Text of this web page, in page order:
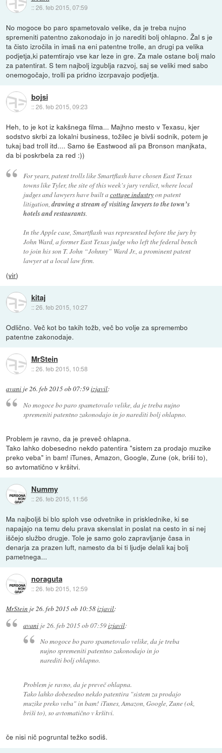
::26. feb 2015, 07:59
No mogoce bo paro spametovalo velike, da je treba nujno
spremeniti patentno zakonodajo in jo narediti bolj ohlapno. Žal s je
ta čisto izročila in imaš na eni patentne trolle, an drugi pa velika
podjetja,ki patemtirajo vse kar leze in gre. Za male ostane bolj malo
za patentirat. S tem najbolj izgublja razvoj, saj se veliki med sabo
onemogočajo, trolli pa pridno izcrpavajo podjetja.
bojsi
::26. feb 2015, 09:23
Heh, to je kot iz kakšnega filma... Majhno mesto v Texasu, kjer
sodstvo skrbi za lokalni business, tožilec je bivši sodnik, potem je
tukaj bad troll itd.... Samo še Eastwood ali pa Bronson manjkata,
da bi poskrbela za red :))
For years, patent trolls like Smartflash have chosen East Texas
towns like Tyler, the site of this week’s jury verdict, where local
judges and lawyers have built acottage industryon patent
litigation,drawing a stream of visiting lawyers to the town’s
hotels and restaurants.
In the Apple case, Smartflash was represented before the jury by
John Ward, a former East Texas judge who left the federal bench
to join his son T. John “Johnny” Ward Jr., a prominent patent
lawyer at a local law firm.
(vir)
kitaj
::26. feb 2015, 10:27
Odlično. Več kot bo takih tožb, več bo volje za spremembo
patentne zakonodaje.
MrStein
::26. feb 2015, 10:58
avani je 26. feb 2015 ob 07:59izjavil:
No mogoce bo paro spametovalo velike, da je treba nujno
spremeniti patentno zakonodajo in jo narediti bolj ohlapno.
Problem je ravno, da je preveč ohlapna.
Tako lahko dobesedno nekdo patentira "sistem za prodajo muzike
preko veba" in bam! iTunes, Amazon, Google, Zune (ok, briši to),
so avtomatično v kršitvi.
Nummy
::26. feb 2015, 11:56
Ma najboljš bi blo sploh vse odvetnike in prisklednike, ki se
napajajo na temu delu prava skenslat in poslat na cesto in si nej
iščejo službo drugje. Tole je samo golo zapravljanje časa in
denarja za prazen luft, namesto da bi ti ljudje delali kaj bolj
pametnega...
noraguta
::26. feb 2015, 12:59
MrStein je26. feb 2015 ob 10:58izjavil:
avanije 26. feb 2015 ob 07:59izjavil:
No mogoce bo paro spametovalo velike, da je treba
nujno spremeniti patentno zakonodajo in jo
narediti bolj ohlapno.
Problem je ravno, da je preveč ohlapna.
Tako lahko dobesedno nekdo patentira "sistem za prodajo
muzike preko veba" in bam! iTunes, Amazon, Google, Zune (ok,
briši to), so avtomatično v kršitvi.
če nisi nič pogruntal težko sodiš.